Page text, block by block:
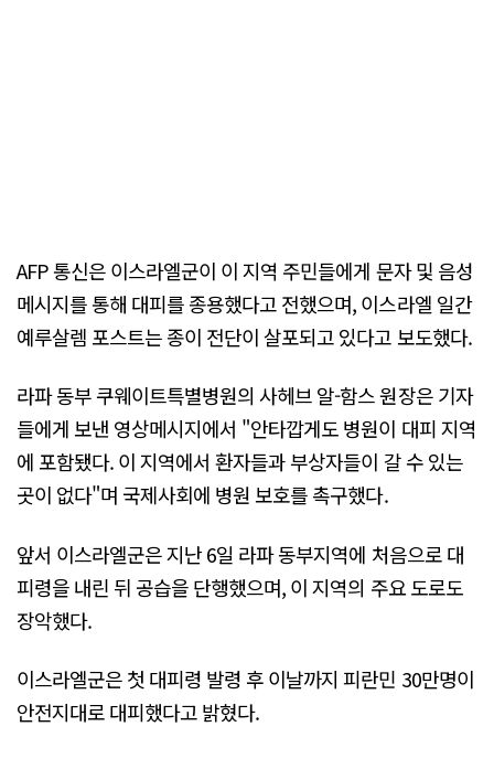
AFP 통신은 이스라엘군이 이 지역 주민들에게 문자 및 음성
메시지를 통해 대피를 종용했다고 전했으며, 이스라엘 일간
예루살렘 포스트는 종이 전단이 살포되고 있다고 보도했다.
라파 동부 쿠웨이트특별병원의 사헤브 알-함스 원장은 기자
들에게 보낸 영상메시지에서 "안타깝게도 병원이 대피 지역
에 포함됐다. 이 지역에서 환자들과 부상자들이 갈 수 있는
곳이 없다"며 국제사회에 병원 보호를 촉구했다.
앞서 이스라엘군은 지난 6일 라파 동부지역에 처음으로 대
피령을 내린 뒤 공습을 단행했으며, 이 지역의 주요 도로도
장악했다.
이스라엘군은 첫 대피령 발령 후 이날까지 피란민 30만명이
안전지대로 대피했다고 밝혔다.